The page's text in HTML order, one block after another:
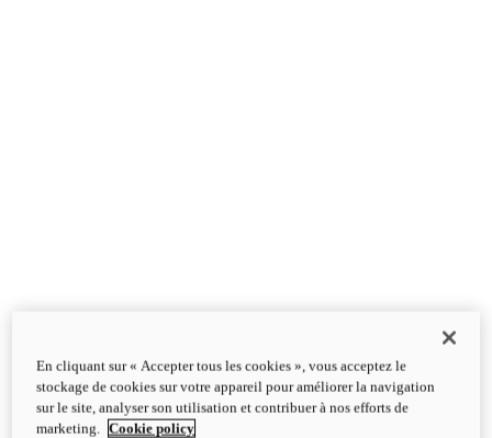
En cliquant sur « Accepter tous les cookies », vous acceptez le
stockage de cookies sur votre appareil pour améliorer la navigation
sur le site, analyser son utilisation et contribuer à nos efforts de
marketing.
Cookie policy